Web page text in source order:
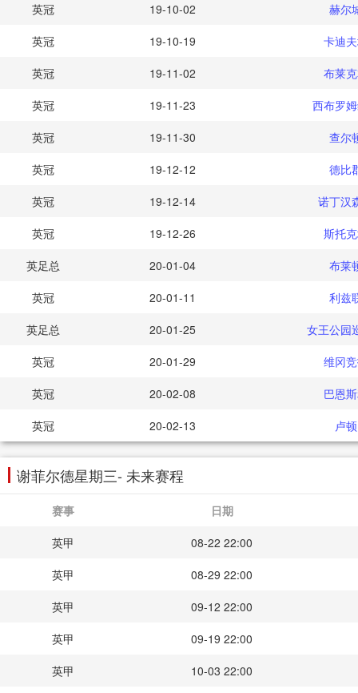
英冠
19-10-02
赫尔
英冠
19-10-19
卡迪
英冠
19-11-02
布莱
英冠
19-11-23
西布罗
英冠
19-11-30
查尔
英冠
19-12-12
德比
英冠
19-12-14
诺丁汉
英冠
19-12-26
斯托
英足总
20-01-04
布莱
英冠
20-01-11
利兹
英足总
20-01-25
女王公园
英冠
20-01-29
维冈
英冠
20-02-08
巴恩
英冠
20-02-13 卢顿
谢菲尔德星期三- 未来赛程
赛事
日期
英甲
08-22 22:00
英甲
08-29 22:00
英甲
09-12 22:00
英甲
09-19 22:00
英甲
10-03 22:00